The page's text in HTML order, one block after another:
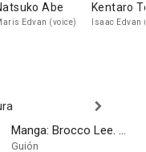
Abe
Edvan (voice)
Kentaro
Isaac Edvan
Manga: Brocco Lee. Novelas: Nekoko
Guión